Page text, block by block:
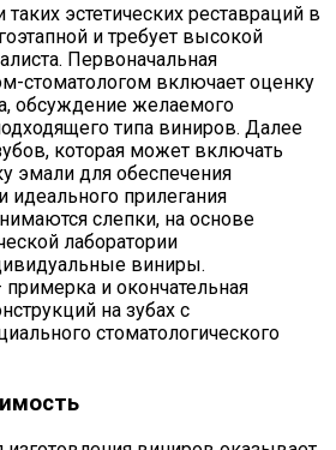
эстетических реставраций в
и требует высокой
Первоначальная
стоматологом включает оценку
обсуждение желаемого
типа виниров. Далее
которая может включать
эмали для обеспечения
прилегания
слепки, на основе
лаборатории
виниры.
и окончательная
на зубах с
стоматологического